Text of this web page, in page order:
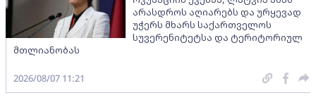
არასდროს აღიარებს და ურყევად
უჭერს მხარს საქართველოს
სუვერენიტეტსა და ტერიტორიულ
მთლიანობას
2026/08/07 11:21